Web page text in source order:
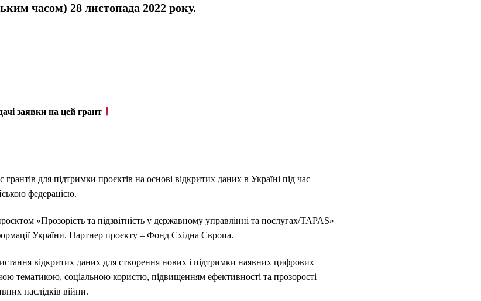
часом) 28 листопада 2022 року.
заявки на цей грант
для підтримки проєктів на основі відкритих даних в Україні під час
федерацією.
«Прозорість та підзвітність у державному управлінні та послугах/TAPAS»
України. Партнер проєкту – Фонд Східна Європа.
відкритих даних для створення нових і підтримки наявних цифрових
тематикою, соціальною користю, підвищенням ефективності та прозорості
наслідків війни.